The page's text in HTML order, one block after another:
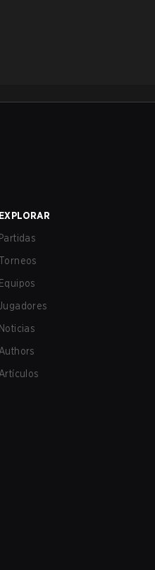
EXPLORAR
Partidas
Torneos
Equipos
Noticias
Authors
Artículos